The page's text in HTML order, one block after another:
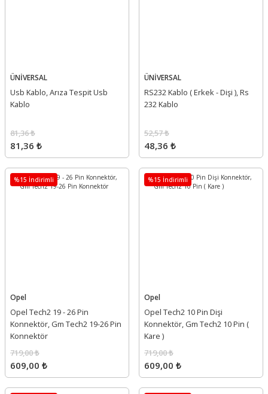
ÜNİVERSAL
Usb Kablo, Arıza Tespit Usb
Kablo
81,36 ₺
81,36 ₺
ÜNİVERSAL
RS232 Kablo ( Erkek - Dişi ), Rs
232 Kablo
48,36 ₺
52,57 ₺
%15 İndirimli
Opel
Opel Tech2 19 - 26 Pin
Konnektör, Gm Tech2 19-26 Pin
Konnektör
609,00 ₺
719,00 ₺
%15 İndirimli
Opel
Opel Tech2 10 Pin Dişi
Konnektör, Gm Tech2 10 Pin (
Kare )
609,00 ₺
719,00 ₺